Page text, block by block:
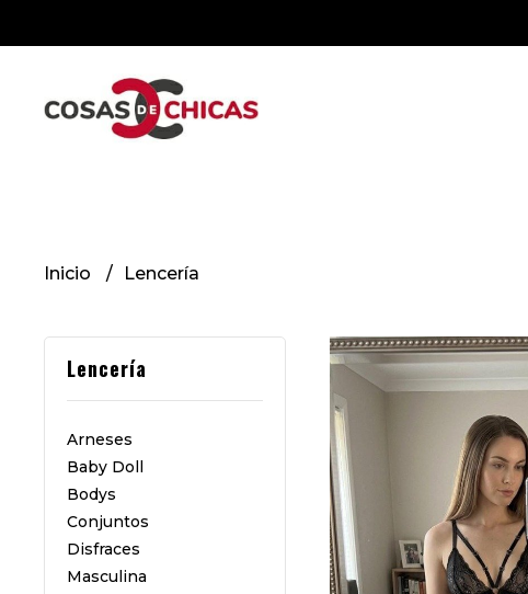
Inicio Lencería
Lencería
Arneses
Baby Doll
Bodys
Conjuntos
Disfraces
Masculina